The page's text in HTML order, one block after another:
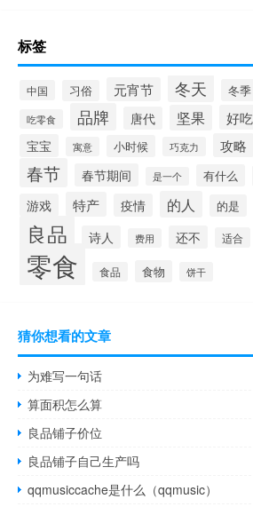
标签
中国 习俗 元宵节 冬天 冬季
吃零食 品牌 唐代 坚果 好吃
宝宝 寓意 小时候 巧克力 攻略
春节 春节期间 是一个 有什么
游戏 特产 疫情 的人 的是
良品 诗人 费用 还不 适合
零食 食品 食物 饼干
猜你想看的文章
为难写一句话
算面积怎么算
良品铺子价位
良品铺子自己生产吗
qqmusiccache是什么（qqmusic）